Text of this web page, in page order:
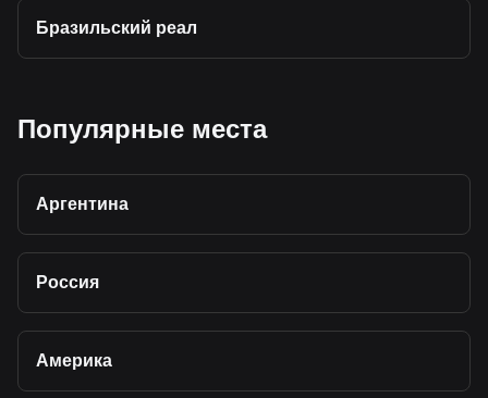
Бразильский реал
Популярные места
Аргентина
Россия
Америка